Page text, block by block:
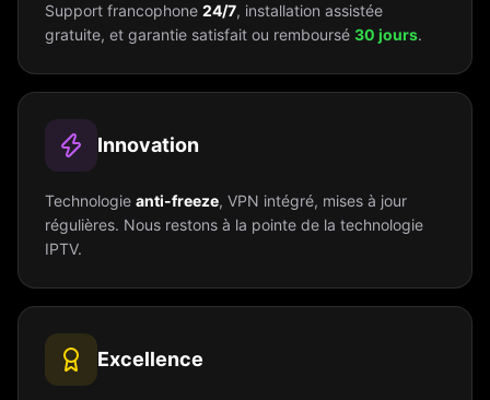
Support francophone 24/7, installation assistée
gratuite, et garantie satisfait ou remboursé 30 jours.
Innovation
Technologie anti-freeze, VPN intégré, mises à jour
régulières. Nous restons à la pointe de la technologie
IPTV.
Excellence